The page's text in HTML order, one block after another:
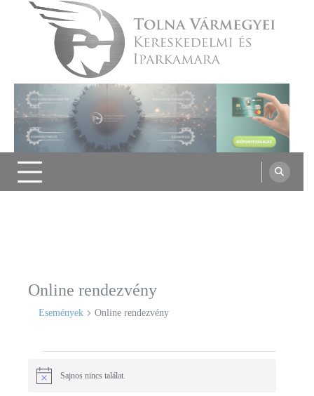
Tolna Vármegyei Kereskedelmi és
Iparkamara
Online rendezvény
Események Online rendezvény
Notice Sajnos nincs találat.